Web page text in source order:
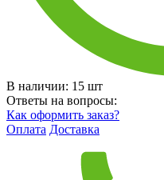
В наличии: 15 шт
Ответы на вопросы:
Как оформить заказ?
Оплата Доставка